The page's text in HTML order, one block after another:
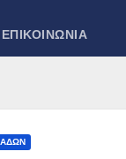
ΕΠΙΚΟΙΝΩΝΙΑ